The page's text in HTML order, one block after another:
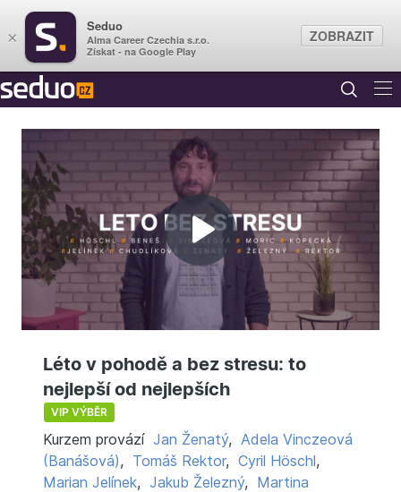
Přehrát
video
Léto v pohodě a bez stresu: to
nejlepší od nejlepších
VIP VÝBĚR
Kurzem provází Jan Ženatý, Adela Vinczeová
(Banášová), Tomáš Rektor, Cyril Höschl,
Marian Jelínek, Jakub Železný, Martina
×
Seduo
Alma Career Czechia s.r.o.
Získat - na Google Play
ZOBRAZIT